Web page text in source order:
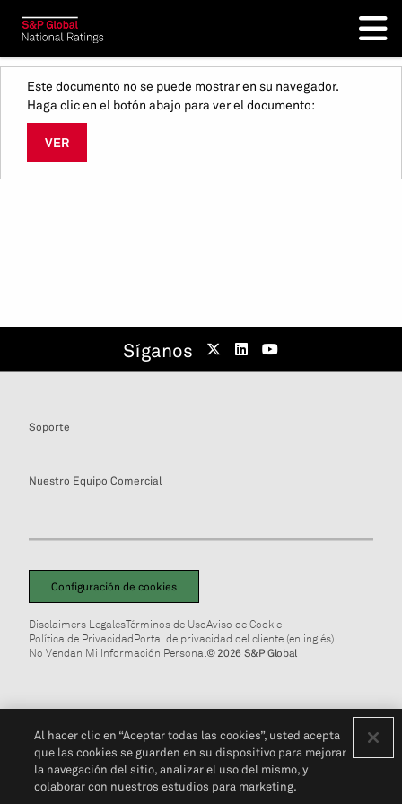
Este documento no se puede mostrar en su navegador.
Haga clic en el botón abajo para ver el documento:
VER
Síganos
Soporte
Nuestro Equipo Comercial
Configuración de cookies
Disclaimers LegalesTérminos de UsoAviso de Cookie
Política de PrivacidadPortal de privacidad del cliente (en inglés)
No Vendan Mi Información Personal© 2026 S&P Global
Al hacer clic en “Aceptar todas las cookies”, usted acepta
que las cookies se guarden en su dispositivo para mejorar
la navegación del sitio, analizar el uso del mismo, y
colaborar con nuestros estudios para marketing.